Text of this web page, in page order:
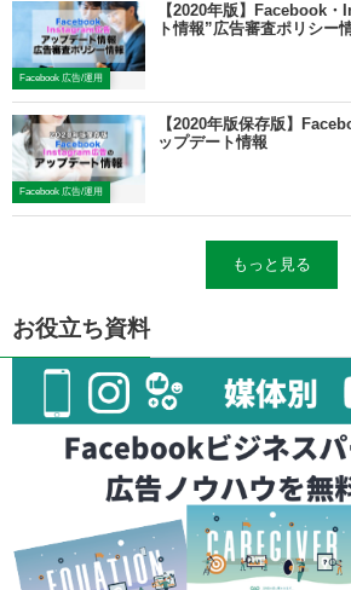
Facebook 広告/運用
【2020年版】Facebook
ト情報”広告審査ポリシー
Facebook 広告/運用
【2020年版保存版】
ップデート情報
もっと見る
お役立ち資料